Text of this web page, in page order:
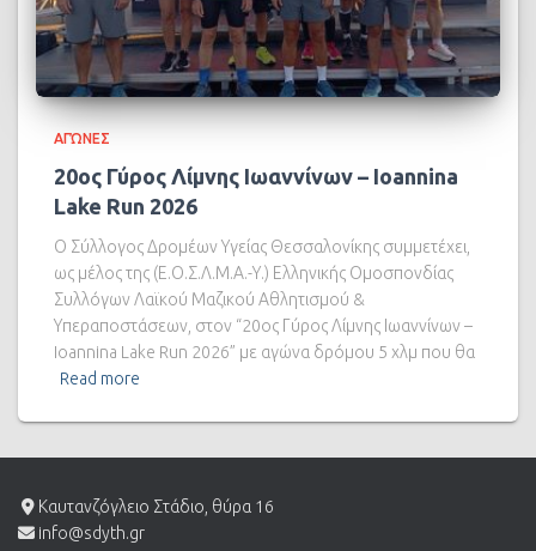
ΑΓΏΝΕΣ
20ος Γύρος Λίμνης Ιωαννίνων – Ioannina
Lake Run 2026
Ο Σύλλογος Δρομέων Υγείας Θεσσαλονίκης συμμετέχει,
ως μέλος της (Ε.Ο.Σ.Λ.Μ.Α.-Υ.) Ελληνικής Ομοσπονδίας
Συλλόγων Λαϊκού Μαζικού Αθλητισμού &
Υπεραποστάσεων, στον “20ος Γύρος Λίμνης Ιωαννίνων –
Ioannina Lake Run 2026” με αγώνα δρόμου 5 χλμ που θα
Read more
Καυτανζόγλειο Στάδιο, θύρα 16
info@sdyth.gr